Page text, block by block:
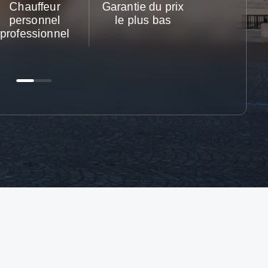
Chauffeur
personnel
professionnel
Garantie du prix
le plus bas
Service
24h/24